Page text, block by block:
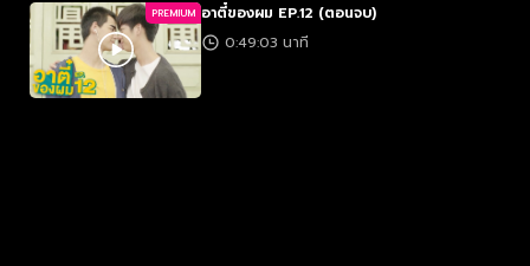
PREMIUM อาตี๋ของผม EP.12 (ตอนจบ)
0:49:03 นาที